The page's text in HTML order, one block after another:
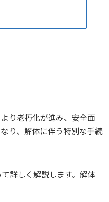
り老朽化が進み、安全面
り、解体に伴う特別な手続
詳しく解説します。解体